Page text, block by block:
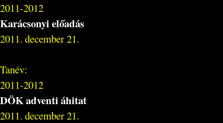
2011-2012
Karácsonyi előadás
2011. december 21.
Tanév:
2011-2012
DÖK adventi áhitat
2011. december 21.